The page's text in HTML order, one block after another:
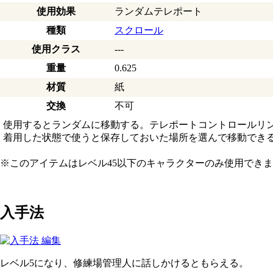
使用効果
ランダムテレポート
種類
スクロール
使用クラス
---
重量
0.625
材質
紙
交換
不可
使用するとランダムに移動する。テレポートコントロールリ
着用した状態で使うと保存しておいた場所を選んで移動できる
※このアイテムはレベル45以下のキャラクターのみ使用できま
入手法
レベル5になり、修練場管理人に話しかけるともらえる。